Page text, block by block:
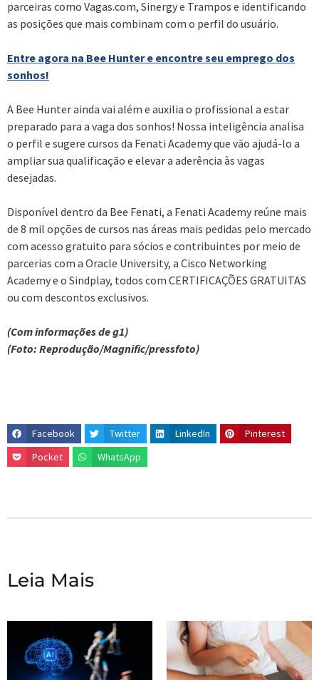
parceiras como Vagas.com, Sinergy e Trampos e identificando
as posições que mais combinam com o perfil do usuário.
Entre agora na Bee Hunter e encontre seu emprego dos
sonhos!
A Bee Hunter ainda vai além e auxilia o profissional a estar
preparado para a vaga dos sonhos! Nossa inteligência analisa
o perfil e sugere cursos da Fenati Academy que vão ajudá-lo a
ampliar sua qualificação e elevar a aderência às vagas
desejadas.
Disponível dentro da Bee Fenati, a Fenati Academy reúne mais
de 8 mil opções de cursos nas áreas mais pedidas pelo mercado
com acesso gratuito para sócios e contribuintes por meio de
parcerias com a Oracle University, a Cisco Networking
Academy e o Sindplay, todos com CERTIFICAÇÕES GRATUITAS
ou com descontos exclusivos.
(Com informações de g1)
(Foto: Reprodução/Magnific/pressfoto)
Facebook Twitter LinkedIn
Pinterest
Pocket
WhatsApp
Leia Mais